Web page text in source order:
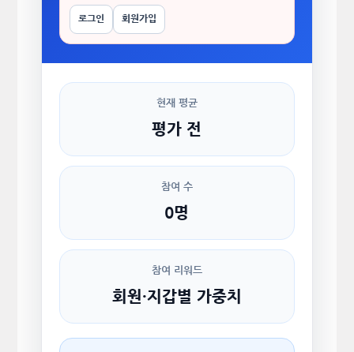
로그인 회원가입
현재 평균
평가 전
참여 수
0명
참여 리워드
회원·지갑별 가중치